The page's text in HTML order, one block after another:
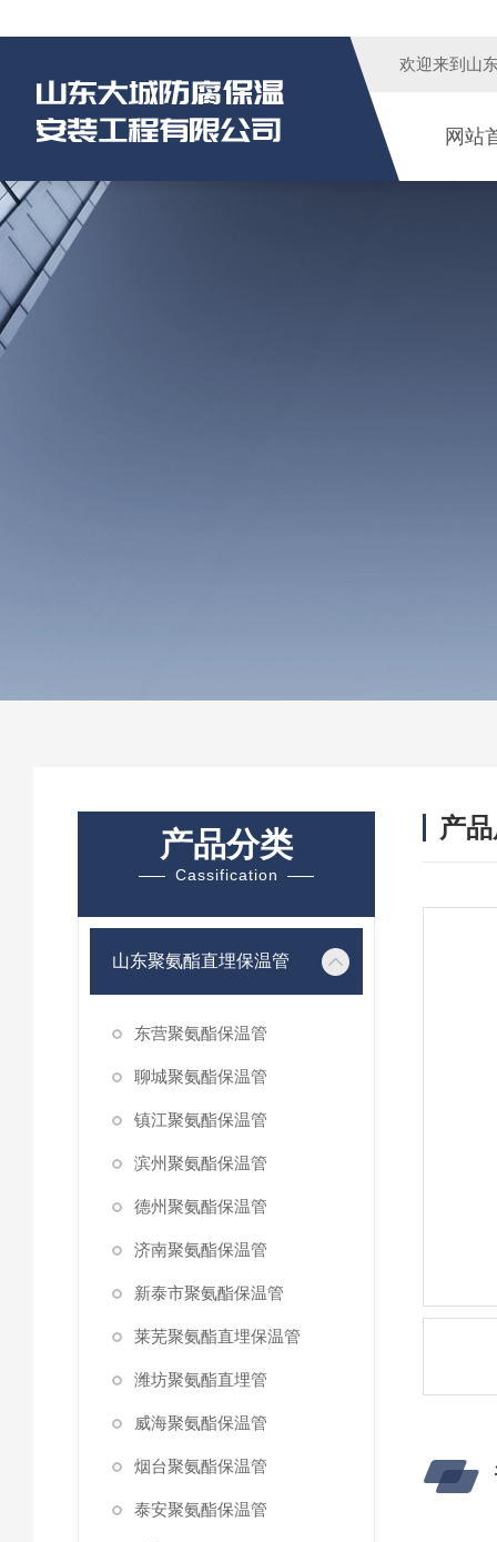
欢迎来到 山
网站
产品分类
Cassification
山东聚氨酯直埋保温管
东营聚氨酯保温管
聊城聚氨酯保温管
镇江聚氨酯保温管
滨州聚氨酯保温管
德州聚氨酯保温管
济南聚氨酯保温管
新泰市聚氨酯保温管
莱芜聚氨酯直埋保温管
潍坊聚氨酯直埋管
威海聚氨酯保温管
烟台聚氨酯保温管
泰安聚氨酯保温管
产